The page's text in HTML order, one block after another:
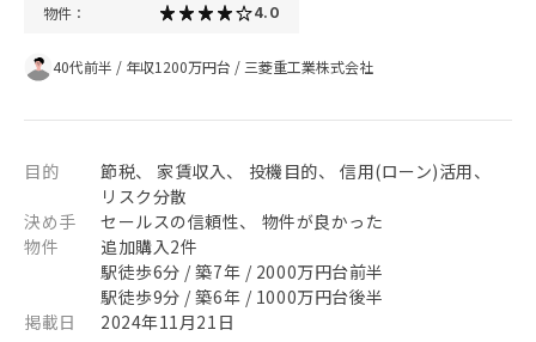
物件： 4.0
40代前半 / 年収1200万円台 / 三菱重工業株式会社
目的
節税、 家賃収入、 投機目的、 信用(ローン)活用、
リスク分散
決め手
セールスの信頼性、 物件が良かった
物件
追加購入2件
駅徒歩6分 / 築7年 / 2000万円台前半
駅徒歩9分 / 築6年 / 1000万円台後半
掲載日
2024年11月21日